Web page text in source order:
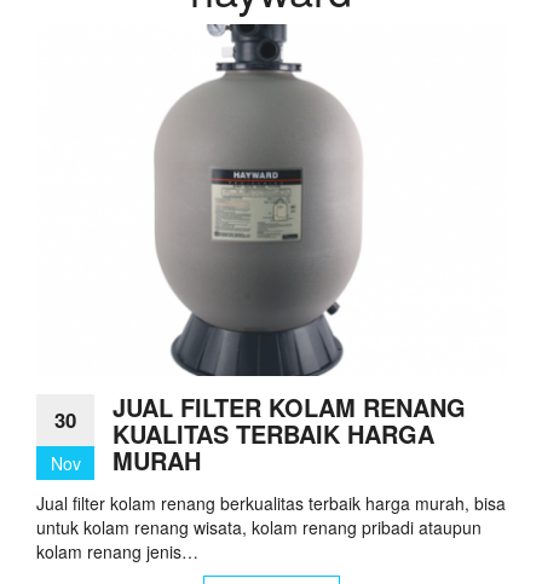
30
Nov
JUAL FILTER KOLAM RENANG
KUALITAS TERBAIK HARGA
MURAH
Jual filter kolam renang berkualitas terbaik harga murah, bisa
untuk kolam renang wisata, kolam renang pribadi ataupun
kolam renang jenis…